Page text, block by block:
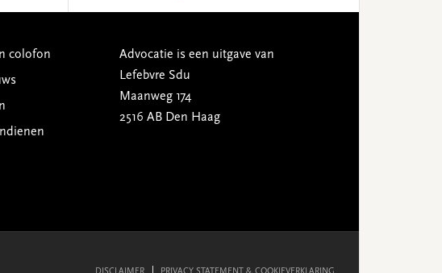
colofon
Advocatie is een uitgave van
Lefebvre Sdu
Maanweg 174
2516 AB Den Haag